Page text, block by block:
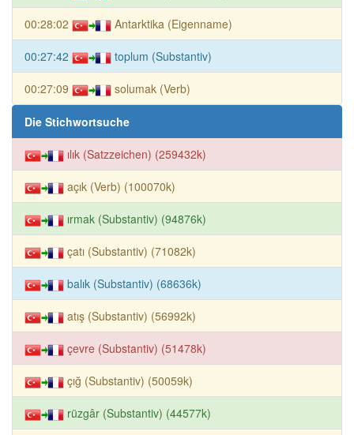
00:28:02 Antarktika (Eigenname)
00:27:42 toplum (Substantiv)
00:27:09 solumak (Verb)
Die Stichwortsuche
ılık (Satzzeichen) (259432k)
açık (Verb) (100070k)
ırmak (Substantiv) (94876k)
çatı (Substantiv) (71082k)
balık (Substantiv) (68636k)
atış (Substantiv) (56992k)
çevre (Substantiv) (51478k)
çığ (Substantiv) (50059k)
rüzgâr (Substantiv) (44577k)